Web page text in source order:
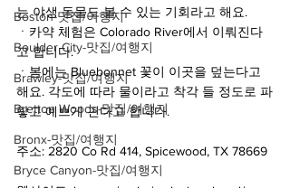
Boston-맛집/여행지
Boulder City-맛집/여행지
Brawley-맛집/여행지
Bretton Woods-맛집/여행지
Bronx-맛집/여행지
Bryce Canyon-맛집/여행지
는 야생 동물도 볼 수 있는 기회라고 해요.
ㆍ카약 체험은 Colorado River에서 이뤄진다
고 합니다.
ㆍ봄에는 Bluebonnet 꽃이 이곳을 덮는다고
해요. 각도에 따라 물이라고 착각 들 정도로 파
랗고 예쁘게 핀다고 합니다.
주소: 2820 Co Rd 414, Spicewood, TX 78669